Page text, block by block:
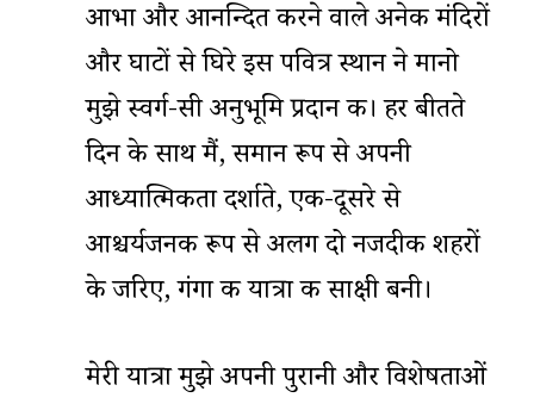
आभा और आनन्दित करने वाले अनेक मंदिरों
और घाटों से घिरे इस पवित्र स्थान ने मानो
मुझे स्वर्ग-सी अनुभूमि प्रदान की। हर बीतते
दिन के साथ मैं, समान रूप से अपनी
आध्यात्मिकता दर्शाते, एक-दूसरे से
आश्चर्यजनक रूप से अलग दो नजदीकी शहरों
के जरिए, गंगा की यात्रा की साक्षी बनी।
मेरी यात्रा मुझे अपनी पुरानी और विशेषताओं